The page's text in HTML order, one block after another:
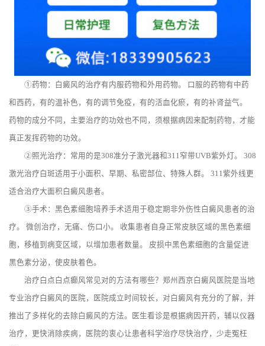
①药物：白癜风的治疗有内服药物和外用药物。 口服的药物有中药
和西药，有的温补色，有的调节免疫，有的活血化瘀，有的补肾益气。
药物的成分不同，主要治疗的功效也不同，须根据病因来配制药物，才能
真正发挥药物的功效。
②照光治疗：常用的是308准分子激光器和311窄带UVB紫外灯。 308
激光治疗白斑适用于小面积、早期、私密部位、特殊人群。 311紫外线更
适合治疗大面积白癜风患者。
③手术：黑色素细胞培养手术适用于稳定期非外伤性白癜风患者的治
疗。 微创治疗，无痛、伤口小。 收集患者自身正常皮肤区域的黑色素细
胞，移植到病变区域，以增加患者数量。 皮损中黑色素细胞的含量促进
黑色素分泌，使皮肤着色。
治疗白点白点癫风常见对的方法有哪些？郑州西京白癜风医院是当地
专业治疗白癜风的医院，医院成立时间较长，对白癜风有充分的了解，并
推出了多样化的去除白癜风的方法。医生看诊是根据病因开药，辅以仪器
治疗，更快消除疾病，医院的衷心让患者科学治疗尽快治疗，少走冤枉